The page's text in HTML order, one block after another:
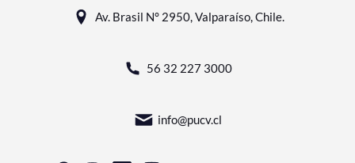
Av. Brasil N° 2950, Valparaíso, Chile.
56 32 227 3000
info@pucv.cl